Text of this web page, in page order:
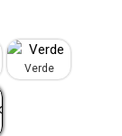
Verde